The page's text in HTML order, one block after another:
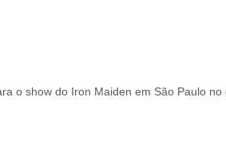
o show do Iron Maiden em São Paulo no